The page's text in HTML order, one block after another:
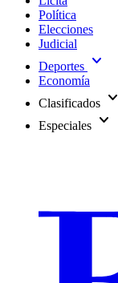
Política
Elecciones
Judicial
Deportes expand_more
Economía
Clasificados expand_more
Especiales expand_more